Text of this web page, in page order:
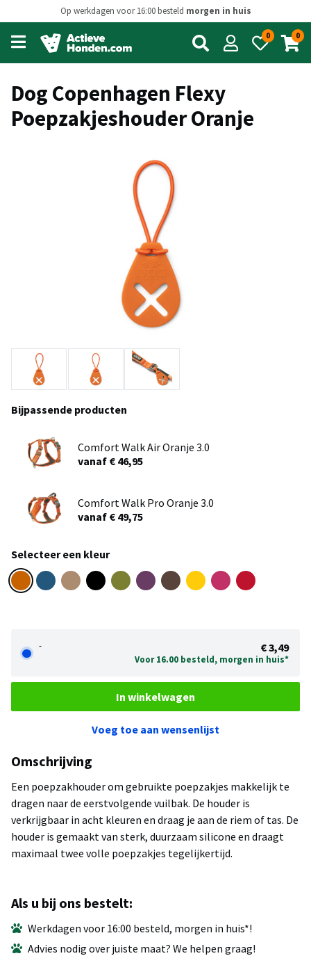
Op werkdagen voor 16:00 besteld morgen in huis
Open
main
menu
0 0
Dog Copenhagen Flexy
Poepzakjeshouder Oranje
Bijpassende producten
Comfort Walk Air Oranje 3.0
vanaf € 46,95
Comfort Walk Pro Oranje 3.0
vanaf € 49,75
Selecteer een kleur
- € 3,49
Voor 16.00 besteld, morgen in huis*
In winkelwagen
Voeg toe aan wensenlijst
Omschrijving
Een poepzakhouder om gebruikte poepzakjes makkelijk te
dragen naar de eerstvolgende vuilbak. De houder is
verkrijgbaar in acht kleuren en draag je aan de riem of tas. De
houder is gemaakt van sterk, duurzaam silicone en draagt
maximaal twee volle poepzakjes tegelijkertijd.
Als u bij ons bestelt:
Werkdagen voor 16:00 besteld, morgen in huis*!
Advies nodig over juiste maat? We helpen graag!